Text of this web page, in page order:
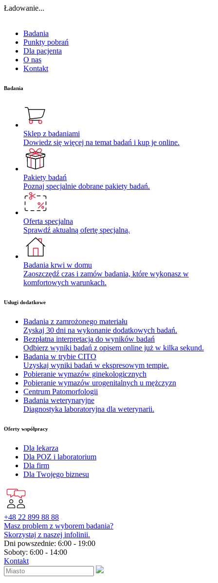
Ładowanie...
Badania
Punkty pobrań
Dla pacjenta
O nas
Kontakt
Badania
Sklep z badaniami
Dowiedz się więcej na temat badań i kup je online.
Pakiety badań
Poznaj specjalnie dobrane pakiety badań.
Oferta specjalna
Sprawdź aktualną ofertę specjalną.
Badania krwi w domu
Zaoszczędź czas i zamów badania, które wykonasz w
komfortowych warunkach.
Usługi dodatkowe
Badania z zamrożonego materiału
Zyskaj 30 dni na wykonanie dodatkowych badań.
Bezpłatna interpretacja do wyników badań
Odbierz wyniki badań z opisem online już w kilka sekund.
Badania w trybie CITO
Uzyskaj wyniki badań w ekspresowym tempie.
Pobieranie wymazów ginekologicznych
Pobieranie wymazów urogenitalnych u mężczyzn
Centrum Patomorfologii
Badania weterynaryjne
Diagnostyka laboratoryjna dla weterynarii.
Oferty współpracy
Dla lekarza
Dla POZ i laboratorium
Dla firm
Dla Twojego biznesu
+48 22 899 88 88
Masz problem z wyborem badania?
Skorzystaj z naszej infolinii.
Dni powszednie: 6:00 - 19:00
Soboty: 6:00 - 14:00
Kontakt